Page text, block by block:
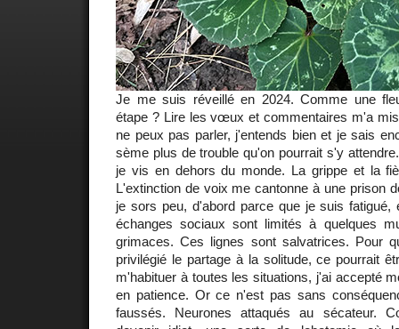
Je me suis réveillé en 2024. Comme une
étape ? Lire les vœux et commentaires m'a
ne peux pas parler, j'entends bien et je sais
sème plus de trouble qu'on pourrait s'y
je vis en dehors du monde. La grippe et la
L'extinction de voix me cantonne à une prison
je sors peu, d'abord parce que je suis fatigué,
échanges sociaux sont limités à quelques
grimaces. Ces lignes sont salvatrices. Pour
privilégié le partage à la solitude, ce pourrait
m'habituer à toutes les situations, j'ai accepté
en patience. Or ce n'est pas sans
faussés. Neurones attaqués au sécateur.